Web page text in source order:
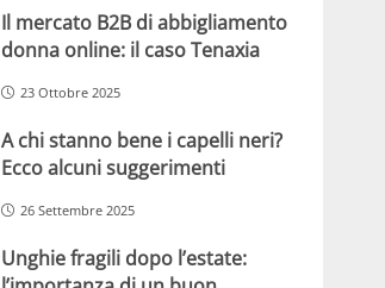
Il mercato B2B di abbigliamento
donna online: il caso Tenaxia
23 Ottobre 2025
A chi stanno bene i capelli neri?
Ecco alcuni suggerimenti
26 Settembre 2025
Unghie fragili dopo l’estate: